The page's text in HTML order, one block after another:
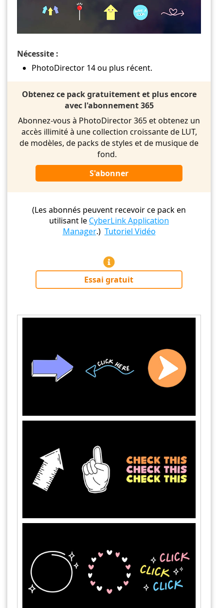
Nécessite :
PhotoDirector 14 ou plus récent.
Obtenez ce pack gratuitement et plus encore
avec l'abonnement 365
Abonnez-vous à PhotoDirector 365 et obtenez un
accès illimité à une collection croissante de LUT,
de modèles, de packs de styles et de musique de
fond.
S'abonner
(Les abonnés peuvent recevoir ce pack en
utilisant leCyberLink Application
Manager.) Tutoriel Vidéo
Essai gratuit